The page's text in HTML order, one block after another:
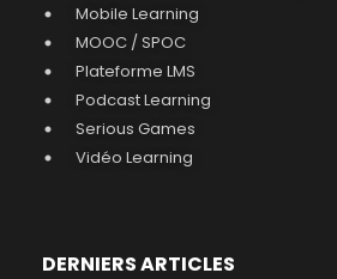
Mobile Learning
MOOC / SPOC
Plateforme LMS
Podcast Learning
Serious Games
Vidéo Learning
DERNIERS ARTICLES